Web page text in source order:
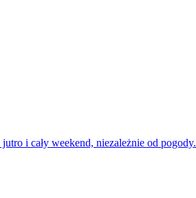
i cały weekend, niezależnie od pogody.